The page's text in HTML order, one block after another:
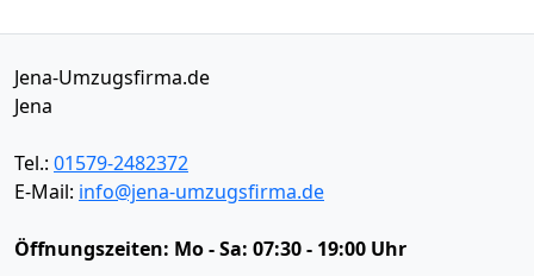
Jena-Umzugsfirma.de
Jena
Tel.: 01579-2482372
E-Mail: info@jena-umzugsfirma.de
Öffnungszeiten: Mo - Sa: 07:30 - 19:00 Uhr